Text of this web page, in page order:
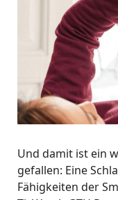
Und damit ist ein
gefallen: Eine
Fähigkeiten der